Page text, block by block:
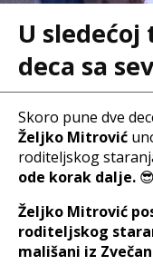
U
deca sa
Skoro pune dve
Željko Mitrović
roditeljskog
ode korak dalje. 😎
Željko Mitrović
roditeljskog
mališani iz